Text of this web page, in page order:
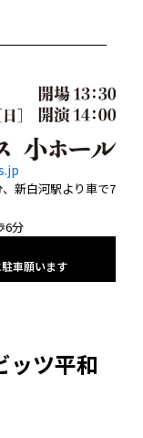
新白河駅より車で7
6分
車願います
ッツ平和